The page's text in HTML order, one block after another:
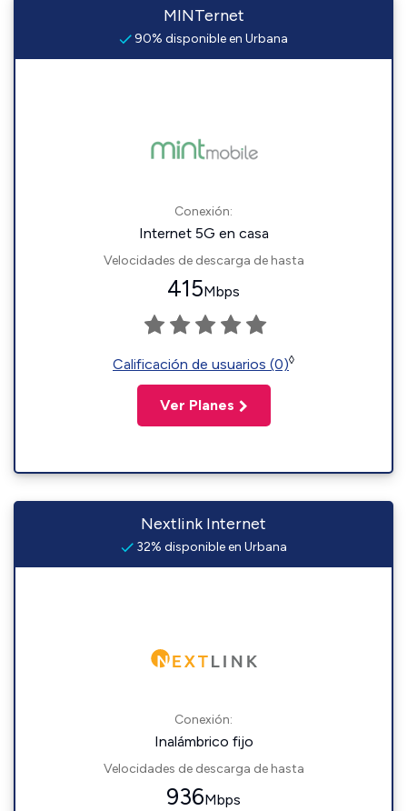
MINTernet
90% disponible en Urbana
Conexión:
Internet 5G en casa
Velocidades de descarga de hasta
415Mbps
Calificación de usuarios (0)◊
Ver Planes
Nextlink Internet
32% disponible en Urbana
Conexión:
Inalámbrico fijo
Velocidades de descarga de hasta
936Mbps